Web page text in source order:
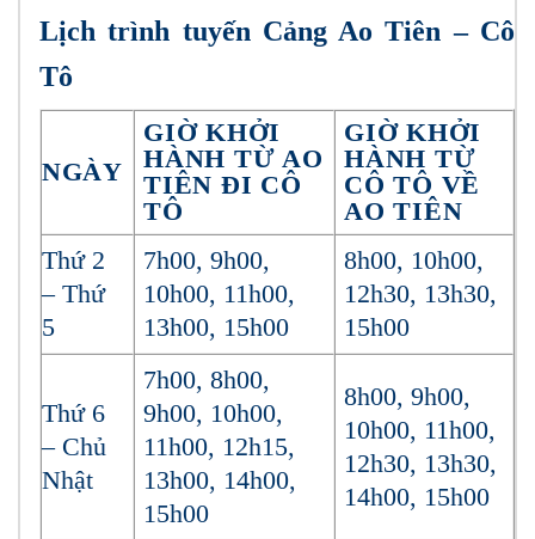
Lịch trình tuyến Cảng Ao Tiên – Cô
Tô
NGÀY
GIỜ KHỞI
HÀNH TỪ AO
TIÊN ĐI CÔ
TÔ
GIỜ KHỞI
HÀNH TỪ
CÔ TÔ VỀ
AO TIÊN
Thứ 2
– Thứ
5
7h00, 9h00,
10h00, 11h00,
13h00, 15h00
8h00, 10h00,
12h30, 13h30,
15h00
Thứ 6
– Chủ
Nhật
7h00, 8h00,
9h00, 10h00,
11h00, 12h15,
13h00, 14h00,
15h00
8h00, 9h00,
10h00, 11h00,
12h30, 13h30,
14h00, 15h00